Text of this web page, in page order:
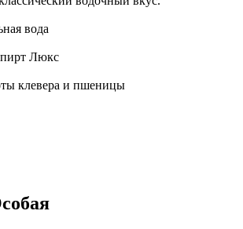
вода
Люкс
клевера и пшеницы